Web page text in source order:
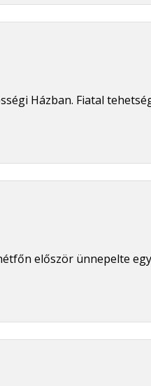
Házban. Fiatal
először ünnepelte